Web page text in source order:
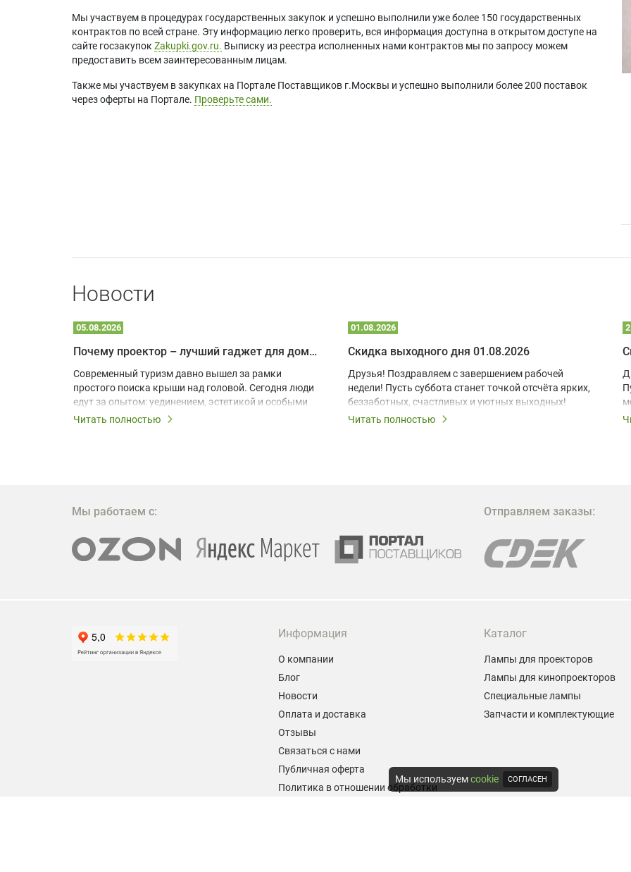
Мы участвуем в процедурах государственных закупок и успешно выполнили уже более 150 государственных
контрактов по всей стране. Эту информацию легко проверить, вся информация доступна в открытом доступе на
сайте госзакупок Zakupki.gov.ru. Выписку из реестра исполненных нами контрактов мы по запросу можем
предоставить всем заинтересованным лицам.
Также мы участвуем в закупках на Портале Поставщиков г.Москвы и успешно выполнили более 200 поставок
через оферты на Портале. Проверьте сами.
Новости
05.08.2026
Почему проектор – лучший гаджет для домика в глэмпинге
Современный туризм давно вышел за рамки
простого поиска крыши над головой. Сегодня люди
едут за опытом: уединением, эстетикой и особыми
ощущениями. Владельцы A-frame домов,
эффективных и бюджетных способов стать
проектора.
Читать полностью
01.08.2026
Скидка выходного дня 01.08.2026
Друзья! Поздравляем с завершением рабочей
недели! Пусть суббота станет точкой отсчёта ярких,
беззаботных, счастливых и уютных выходных!
Читать полностью
Мы работаем с: Отправляем заказы:
Информация
О компании
Блог
Новости
Оплата и доставка
Отзывы
Связаться с нами
Публичная оферта
Политика в отношении обработки
Каталог
Лампы для проекторов
Лампы для кинопроекторов
Специальные лампы
Запчасти и комплектующие
Мы используемcookie СОГЛАСЕН